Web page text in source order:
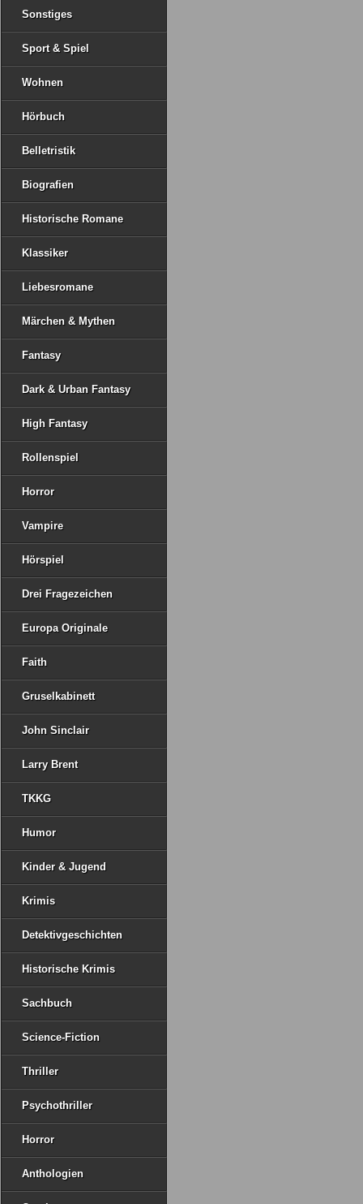
Sonstiges
Sport & Spiel
Wohnen
Hörbuch
Belletristik
Biografien
Historische Romane
Klassiker
Liebesromane
Märchen & Mythen
Fantasy
Dark & Urban Fantasy
High Fantasy
Rollenspiel
Horror
Vampire
Hörspiel
Drei Fragezeichen
Europa Originale
Faith
Gruselkabinett
John Sinclair
Larry Brent
TKKG
Humor
Kinder & Jugend
Krimis
Detektivgeschichten
Historische Krimis
Sachbuch
Science-Fiction
Thriller
Psychothriller
Horror
Anthologien